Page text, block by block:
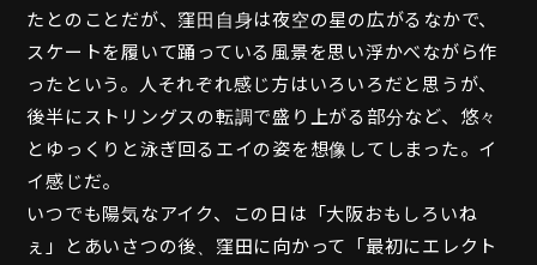
たとのことだが、窪田自身は夜空の星の広がるなかで、
スケートを履いて踊っている風景を思い浮かべながら作
ったという。人それぞれ感じ方はいろいろだと思うが、
後半にストリングスの転調で盛り上がる部分など、悠々
とゆっくりと泳ぎ回るエイの姿を想像してしまった。イ
イ感じだ。
いつでも陽気なアイク、この日は「大阪おもしろいね
ぇ」とあいさつの後、窪田に向かって「最初にエレクト